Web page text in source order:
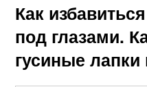
Как
под глазами.
гусиные лапки